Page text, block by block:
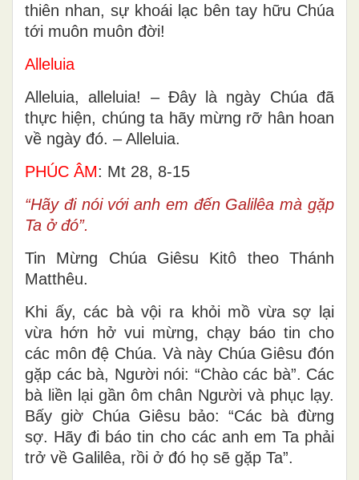
thiên nhan, sự khoái lạc bên tay hữu Chúa
tới muôn muôn đời!
Alleluia
Alleluia, alleluia! – Ðây là ngày Chúa đã
thực hiện, chúng ta hãy mừng rỡ hân hoan
về ngày đó. – Alleluia.
PHÚC ÂM: Mt 28, 8-15
“Hãy đi nói với anh em đến Galilêa mà gặp
Ta ở đó”.
Tin Mừng Chúa Giêsu Kitô theo Thánh
Matthêu.
Khi ấy, các bà vội ra khỏi mồ vừa sợ lại
vừa hớn hở vui mừng, chạy báo tin cho
các môn đệ Chúa. Và này Chúa Giêsu đón
gặp các bà, Người nói: “Chào các bà”. Các
bà liền lại gần ôm chân Người và phục lạy.
Bấy giờ Chúa Giêsu bảo: “Các bà đừng
sợ. Hãy đi báo tin cho các anh em Ta phải
trở về Galilêa, rồi ở đó họ sẽ gặp Ta”.